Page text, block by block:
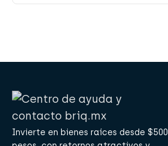
Invierte en bienes raíces desde $500